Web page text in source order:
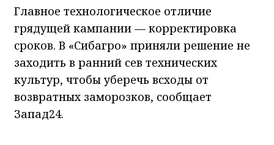
Главное технологическое отличие
грядущей кампании — корректировка
сроков. В «Сибагро» приняли решение не
заходить в ранний сев технических
культур, чтобы уберечь всходы от
возвратных заморозков, сообщает
Запад24.